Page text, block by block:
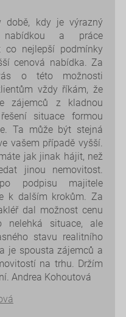
době, kdy je výrazný
a práce
co nejlepší podmínky
cenová nabídka. Za
o této možnosti
vždy říkám, že
zájemců z kladnou
situace formou
Ta může být stejná
vašem případě vyšší.
jak jinak hájit, než
jinou nemovitost.
podpisu majitele
k dalším krokům. Za
dal možnost cenu
nelehká situace, ale
stavu realitního
je spousta zájemců a
na trhu. Držím
Andrea Kohoutová